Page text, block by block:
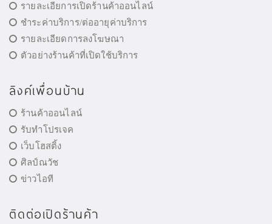
รายละเอียการเปิดร้านค้าออนไลน์
ชำระค่าบริการ/ต่ออายุค่าบริการ
รายละเอียดการลงโฆษณา
ตัวอย่างร้านค้าที่เปิดใช้บริการ
ลิงค์เพื่อนบ้าน
ร้านค้าออนไลน์
รับทำโปรเจค
เว็บโฮสติ้ง
ศิลป์ณวัช
ข่าวไอที
ติดต่อเปิดร้านค้า